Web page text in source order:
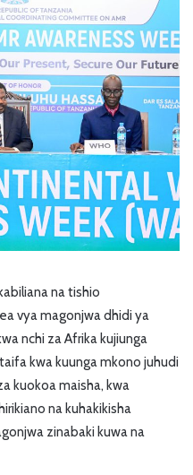
na tishio
vya magonjwa dhidi ya
nchi za Afrika kujiunga
kwa kuunga mkono juhudi
kuokoa maisha, kwa
na kuhakikisha
zinabaki kuwa na